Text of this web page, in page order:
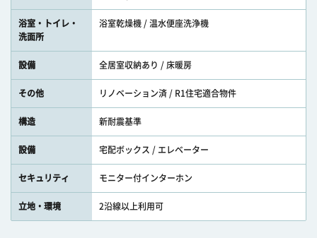
浴室・トイレ・
洗面所
浴室乾燥機 / 温水便座洗浄機
設備 全居室収納あり / 床暖房
その他 リノベーション済 / R1住宅適合物件
構造 新耐震基準
設備 宅配ボックス / エレベーター
セキュリティ モニター付インターホン
立地・環境 2沿線以上利用可